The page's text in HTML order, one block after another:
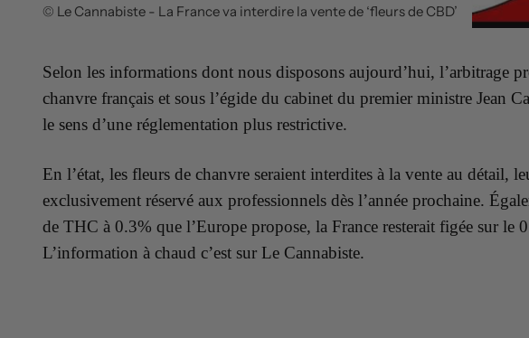
© Le Cannabiste - La France va interdire la vente de ‘fleurs de CBD’
Selon les informations dont nous disposons aujourd’hui, l’arbitrage
chanvre français et sous l’égide du cabinet du premier ministre Jean
le sens d’une réglementation plus restrictive.
En l’état, les fleurs de chanvre seraient interdites à la vente au détail,
exclusivement réservé aux professionnels dès l’année prochaine.
de THC à 0.3% que l’Europe propose, la France resterait figée sur le
L’information à chaud c’est sur Le Cannabiste.